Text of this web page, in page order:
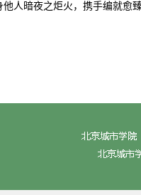
人暗夜之炬火，携手编就